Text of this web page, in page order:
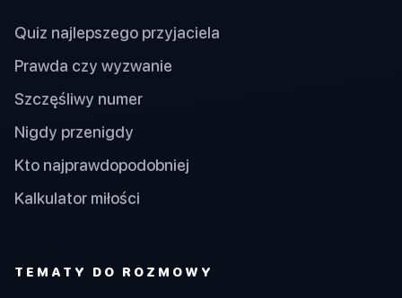
Quiz najlepszego przyjaciela
Prawda czy wyzwanie
Szczęśliwy numer
Nigdy przenigdy
Kto najprawdopodobniej
Kalkulator miłości
TEMATY DO ROZMOWY